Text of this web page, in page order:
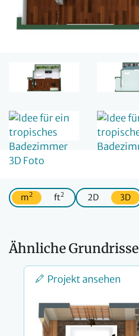
m2 ft2 2D 3D
Ähnliche Grundrisse
Projekt ansehen